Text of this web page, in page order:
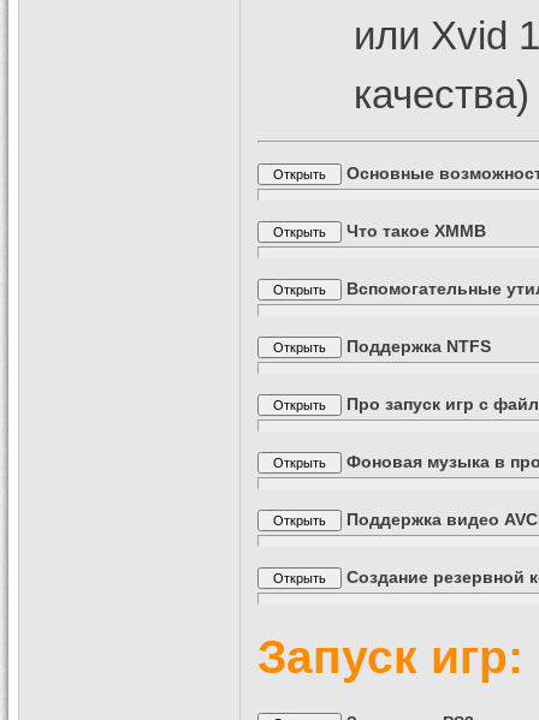
или Xvid
качества)
Основные
Что такое XMMB
Вспомогательные
Поддержка NTFS
Про запуск игр с
Фоновая музыка в
Поддержка видео
Создание резервной
Запуск игр: